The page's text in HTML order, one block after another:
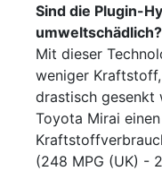
Sind die Plugin-
umweltschädlich?
Mit dieser
weniger
drastisch gesenkt
Toyota Mirai
(248 MPG (UK) -